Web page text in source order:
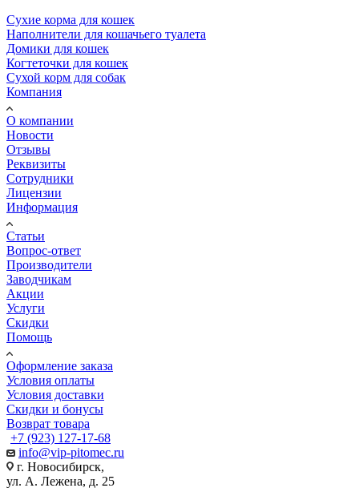
Сухие корма для кошек
Наполнители для кошачьего туалета
Домики для кошек
Когтеточки для кошек
Сухой корм для собак
Компания
О компании
Новости
Отзывы
Реквизиты
Сотрудники
Лицензии
Информация
Статьи
Вопрос-ответ
Производители
Заводчикам
Акции
Услуги
Скидки
Помощь
Оформление заказа
Условия оплаты
Условия доставки
Скидки и бонусы
Возврат товара
+7 (923) 127-17-68
info@vip-pitomec.ru
г. Новосибирск,
ул. А. Лежена, д. 25